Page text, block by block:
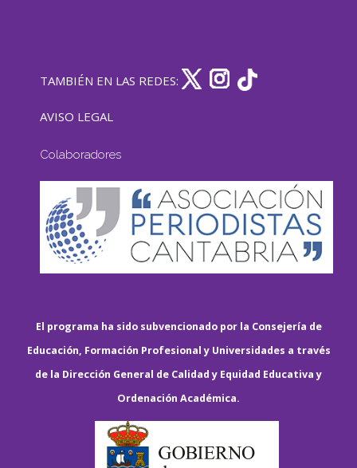
TAMBIÉN EN LAS REDES:
AVISO LEGAL
Colaboradores
El programa ha sido subvencionado por la Consejería de
Educación, Formación Profesional y Universidades a través
de la Dirección General de Calidad y Equidad Educativa y
Ordenación Académica.